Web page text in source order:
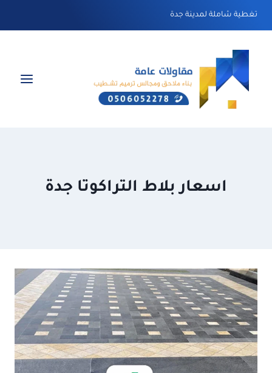
تغطية شاملة لمدينة جدة
اسعار بلاط التراكوتا جدة